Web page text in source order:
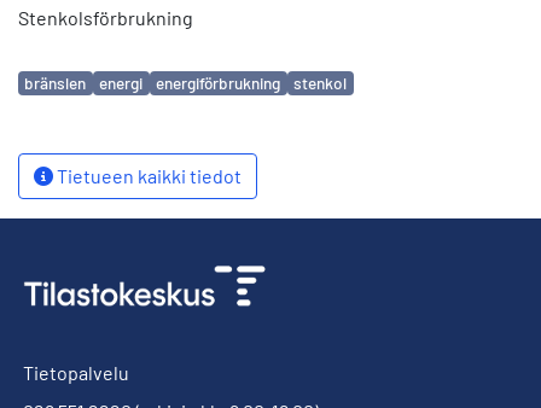
Stenkolsförbrukning
Avainsanat
bränslen energi energiförbrukning stenkol
Tietueen kaikki tiedot
Tietopalvelu